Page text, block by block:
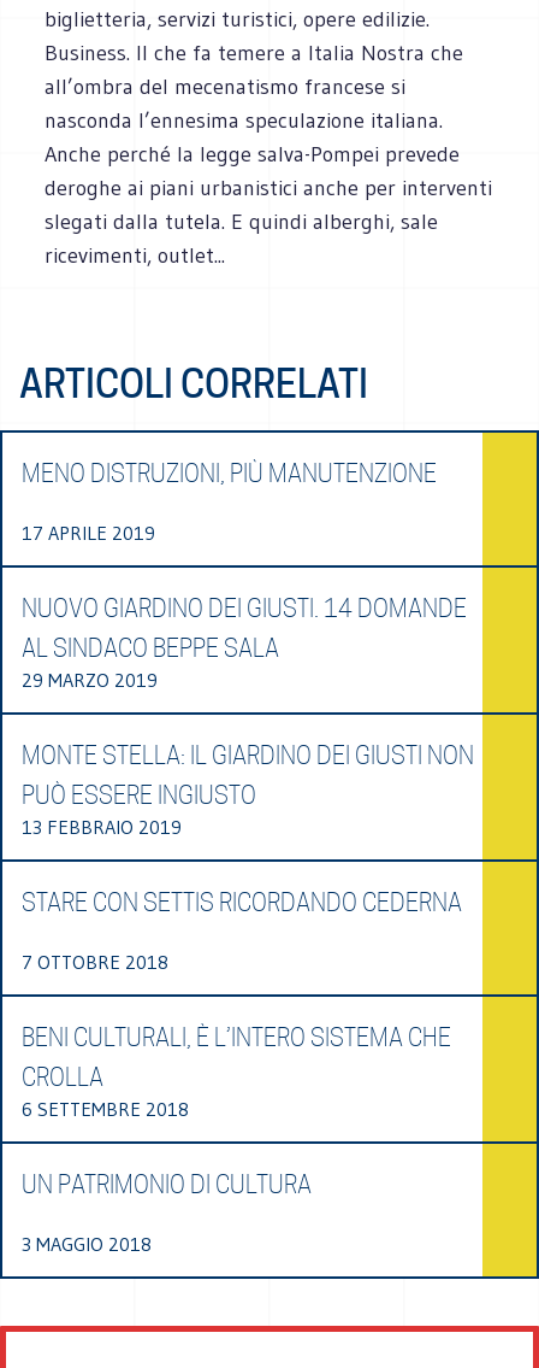
biglietteria, servizi turistici, opere edilizie.
Business. Il che fa temere a Italia Nostra che
all’ombra del mecenatismo francese si
nasconda l’ennesima speculazione italiana.
Anche perché la legge salva-Pompei prevede
deroghe ai piani urbanistici anche per interventi
slegati dalla tutela. E quindi alberghi, sale
ricevimenti, outlet...
ARTICOLI CORRELATI
MENO DISTRUZIONI, PIÙ MANUTENZIONE
17 APRILE 2019
NUOVO GIARDINO DEI GIUSTI. 14 DOMANDE
AL SINDACO BEPPE SALA
29 MARZO 2019
MONTE STELLA: IL GIARDINO DEI GIUSTI NON
PUÒ ESSERE INGIUSTO
13 FEBBRAIO 2019
STARE CON SETTIS RICORDANDO CEDERNA
7 OTTOBRE 2018
BENI CULTURALI, È L’INTERO SISTEMA CHE
CROLLA
6 SETTEMBRE 2018
UN PATRIMONIO DI CULTURA
3 MAGGIO 2018